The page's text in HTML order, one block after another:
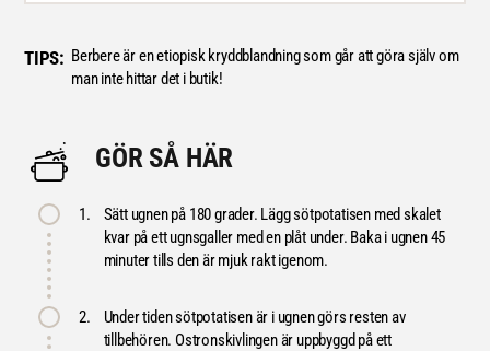
TIPS: Berbere är en etiopisk kryddblandning som går att göra själv om
man inte hittar det i butik!
GÖR SÅ HÄR
1.
Sätt ugnen på 180 grader. Lägg sötpotatisen med skalet
kvar på ett ugnsgaller med en plåt under. Baka i ugnen 45
minuter tills den är mjuk rakt igenom.
2.
Under tiden sötpotatisen är i ugnen görs resten av
tillbehören. Ostronskivlingen är uppbyggd på ett